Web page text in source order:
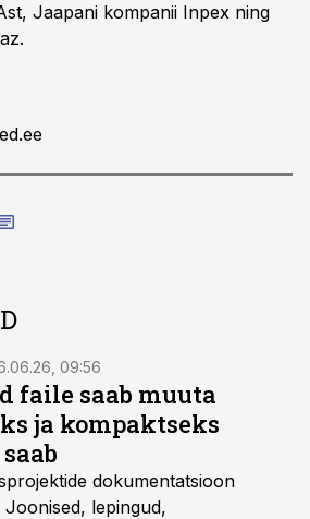
Jaapani kompanii Inpex ning
09:56
faile saab muuta
ja kompaktseks
dokumentatsioon
Joonised, lepingud,